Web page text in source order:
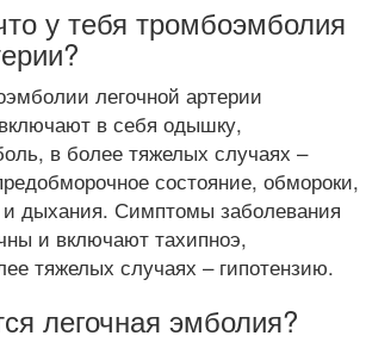
у тебя тромбоэмболия
легочной артерии
в себя одышку,
в более тяжелых случаях –
состояние, обмороки,
и дыхания. Симптомы заболевания
и включают тахипноэ,
тяжелых случаях – гипотензию.
легочная эмболия?